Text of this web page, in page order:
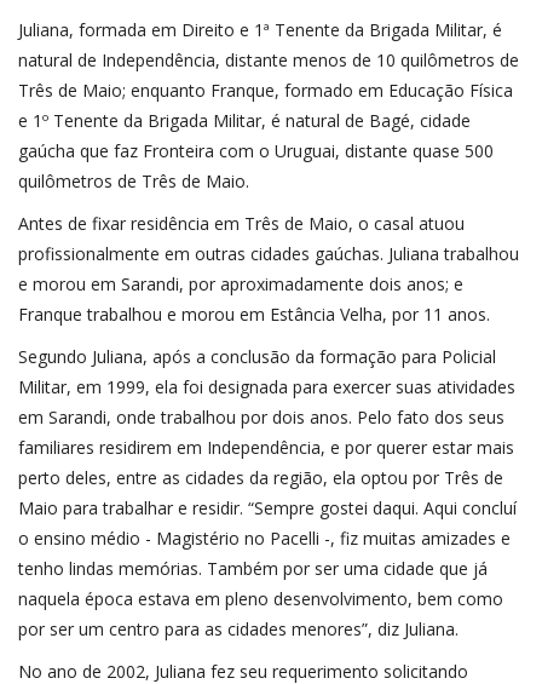
Juliana, formada em Direito e 1ª Tenente da Brigada Militar, é
natural de Independência, distante menos de 10 quilômetros de
Três de Maio; enquanto Franque, formado em Educação Física
e 1º Tenente da Brigada Militar, é natural de Bagé, cidade
gaúcha que faz Fronteira com o Uruguai, distante quase 500
quilômetros de Três de Maio.
Antes de fixar residência em Três de Maio, o casal atuou
profissionalmente em outras cidades gaúchas. Juliana trabalhou
e morou em Sarandi, por aproximadamente dois anos; e
Franque trabalhou e morou em Estância Velha, por 11 anos.
Segundo Juliana, após a conclusão da formação para Policial
Militar, em 1999, ela foi designada para exercer suas atividades
em Sarandi, onde trabalhou por dois anos. Pelo fato dos seus
familiares residirem em Independência, e por querer estar mais
perto deles, entre as cidades da região, ela optou por Três de
Maio para trabalhar e residir. “Sempre gostei daqui. Aqui concluí
o ensino médio - Magistério no Pacelli -, fiz muitas amizades e
tenho lindas memórias. Também por ser uma cidade que já
naquela época estava em pleno desenvolvimento, bem como
por ser um centro para as cidades menores”, diz Juliana.
No ano de 2002, Juliana fez seu requerimento solicitando